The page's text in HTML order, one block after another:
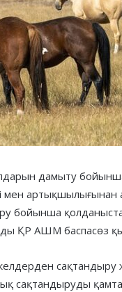
дамыту
мен артықшылығынан
бойынша
ҚР АШМ баспасөз
сақтандыру
сақтандыруды